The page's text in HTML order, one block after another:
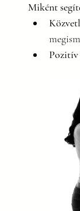
Miként
Pozitív